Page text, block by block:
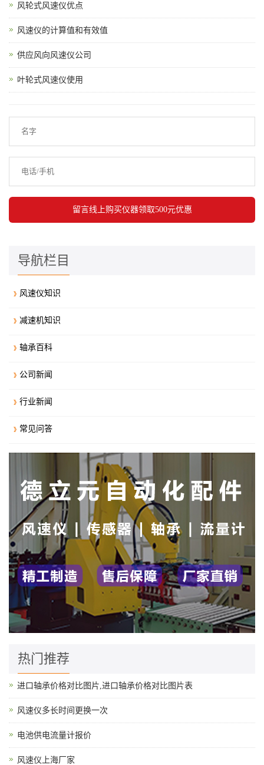
风轮式风速仪优点
风速仪的计算值和有效值
供应风向风速仪公司
叶轮式风速仪使用
导航栏目
风速仪知识
减速机知识
轴承百科
公司新闻
行业新闻
常见问答
热门推荐
进口轴承价格对比图片,进口轴承价格对比图片表
风速仪多长时间更换一次
电池供电流量计报价
风速仪上海厂家